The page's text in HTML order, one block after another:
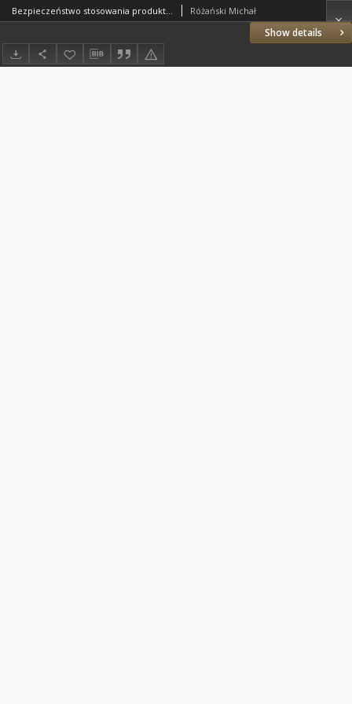
Show details
Bezpieczeństwo stosowania produktów pochodzenia naturalnego w Europie i Ameryce Północnej : badania ankietowe dotyczące stosowania produktów pochodzenia naturalnego w Polsce Różański Michał